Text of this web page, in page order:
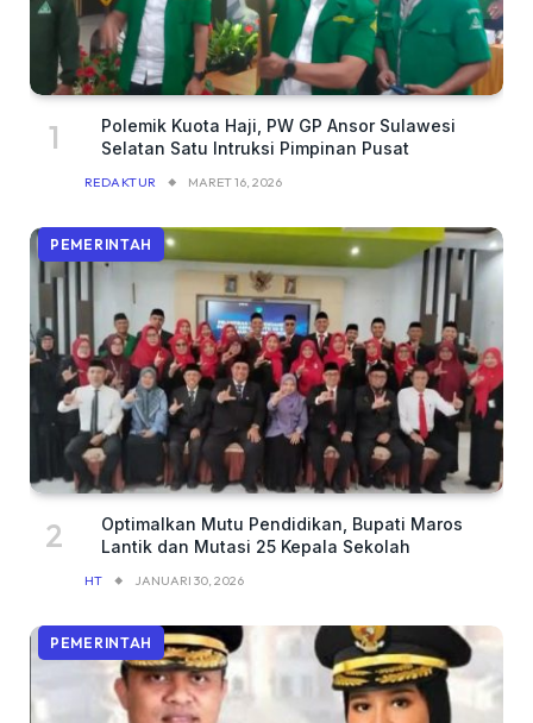
Polemik Kuota Haji, PW GP Ansor Sulawesi
Selatan Satu Intruksi Pimpinan Pusat
REDAKTUR MARET 16, 2026
PEMERINTAH
Optimalkan Mutu Pendidikan, Bupati Maros
Lantik dan Mutasi 25 Kepala Sekolah
HT JANUARI 30, 2026
PEMERINTAH